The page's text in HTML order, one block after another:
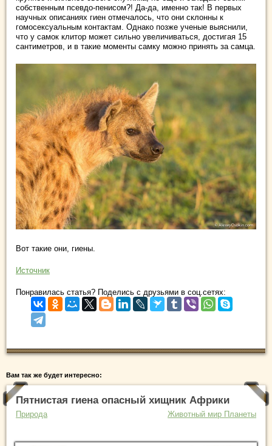
собственным псевдо-пенисом?! Да-да, именно так! В первых
научных описаниях гиен отмечалось, что они склонны к
гомосексуальным контактам. Однако позже ученые выяснили,
что у самок клитор может сильно увеличиваться, достигая 15
сантиметров, и в такие моменты самку можно принять за самца.
Вот такие они, гиены.
Источник
Понравилась статья? Поделись с друзьями в соц.сетях:
Вам так же будет интересно:
Пятнистая гиена опасный хищник Африки
Природа Животный мир Планеты